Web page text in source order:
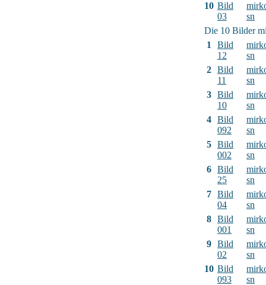
10 Bild
03
sn
Die 10 Bilder
1
Bild
12
sn
2 Bild
11
sn
3 Bild
10
sn
4 Bild
092
sn
5 Bild
002
sn
6 Bild
25
sn
7 Bild
04
sn
8 Bild
001
sn
9 Bild
02
sn
10 Bild
093
sn